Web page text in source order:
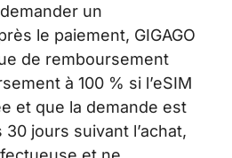
un
le paiement, GIGAGO
de remboursement
à 100 % si l’eSIM
et que la demande est
jours suivant l’achat,